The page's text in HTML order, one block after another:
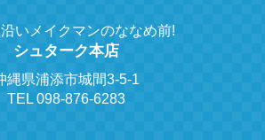
いメイクマンのななめ前!
シュターク本店
縄県浦添市城間3-5-1
TEL 098-876-6283